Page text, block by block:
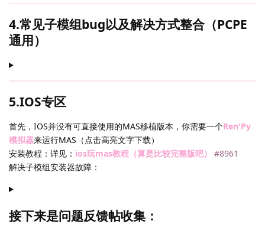
4.常见子模组bug以及解决方式整合（PCPE
通用）
5.IOS专区
首先，IOS并没有可直接使用的MAS移植版本，你需要一个Ren'Py
模拟器来运行MAS（点击高亮文字下载）
安装教程：详见： ios玩mas教程（算是比较完整版吧） #8961
解决子模组安装器故障：
接下来是问题反馈帖收集：